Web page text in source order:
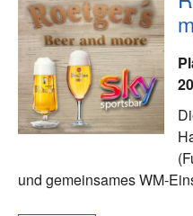
und gemeinsames WM-